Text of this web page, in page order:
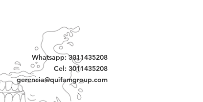
Whatsapp: 3011435208
Cel: 3011435208
gerencia@quifamgroup.com